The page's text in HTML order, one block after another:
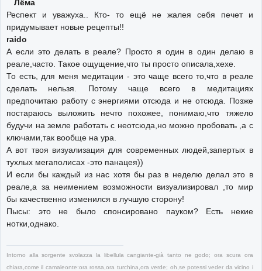
Лёма
Респект и уважуха.. Кто- то ещё не жалея себя печет и
придумывает новые рецепты!!
raido
А если это делать в реале? Просто я один в один делаю в
реале,часто. Такое ощущение,что ты просто описала,хехе.
То есть, для меня медитации - это чаще всего то,что в реале
сделать нельзя. Потому чаще всего в медитациях
предпочитаю работу с энергиями отсюда и не отсюда. Позже
постараюсь выложить нечто похожее, понимаю,что тяжело
будучи на земле работать с неотсюда,но можно пробовать ,а с
ключами,так вообще на ура.
А вот твоя визуализация для современных людей,запертых в
тухлых мегаполисах -это панацея))
И если бы каждый из нас хотя бы раз в неделю делал это в
реале,а за неимением возможности визуализировал ,то мир
бы качественно изменился в лучшую сторону!
Пысы: это не было спонсировано пауком? Есть некие
нотки,однако.
Intorno alla sorgente svolazza la libellula cangiante-già tanto ne godo; ora scura ora
chiara,come il camaleonte:ora rossa,ora turchina,ora verde; oh,se potessi veder da vicino i